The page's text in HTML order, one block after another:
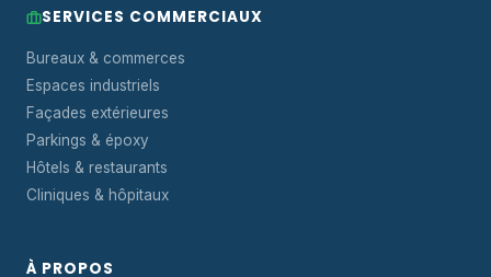
SERVICES COMMERCIAUX
Bureaux & commerces
Espaces industriels
Façades extérieures
Parkings & époxy
Hôtels & restaurants
Cliniques & hôpitaux
À PROPOS